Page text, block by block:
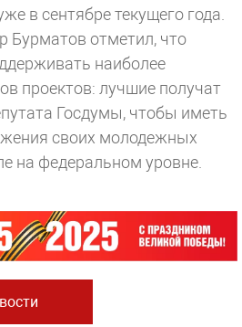
в сентябре текущего года.
Бурматов отметил, что
наиболее
проект­ов: лучшие получат
Госдумы, чтобы иметь
св­оих молодежных
на федеральном уровне.